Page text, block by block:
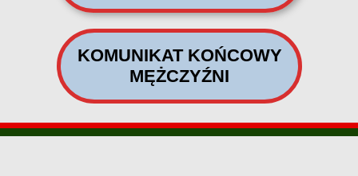
KOMUNIKAT KOŃCOWY
MĘŻCZYŹNI